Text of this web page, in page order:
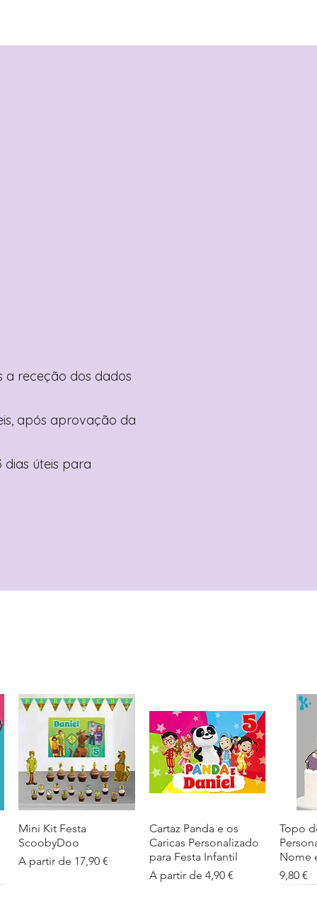
a receção dos dados
após aprovação da
dias úteis para
Visualização rápida
Mini Kit Festa
ScoobyDoo
A partir de 17,90 €
Preço promocional
Visualização rápida
Cartaz Panda e os
Caricas Personalizado
para Festa Infantil
A partir de 4,90 €
Preço promocional
Topo
Nome
Preço
9,80 €